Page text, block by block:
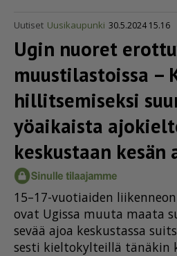
Uutiset Uusikaupunki 30.5.2024 15.16
Ugin nuoret
muus­ti­las­toissa
hillit­se­mi­seksi
yöaikaista
keskustaan kesän
15–17-vuo­ti­ai­den
ovat Ugis­sa muu­ta maa­ta
se­vää ajoa kes­kus­tas­sa
ses­ti kiel­to­kyl­teil­lä tä­nä­kin